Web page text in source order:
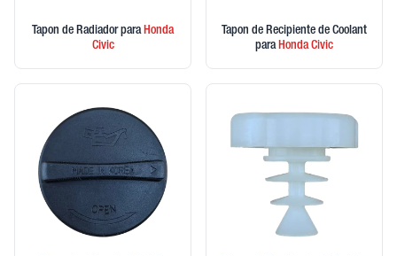
Tapon de Radiador paraHonda
Civic
Tapon de Recipiente de Coolant
paraHondaCivic